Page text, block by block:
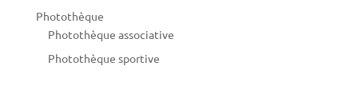
Photothèque
Photothèque associative
Photothèque sportive